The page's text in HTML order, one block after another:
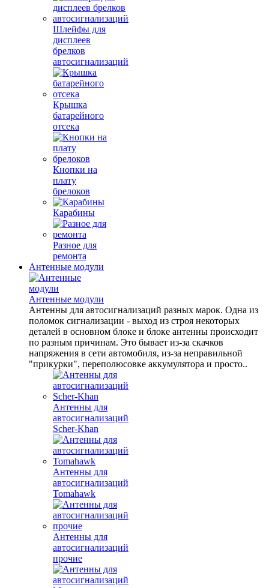
Шлейфы для
дисплеев
брелков
автосигнализаций
Крышка
батарейного
отсека
Кнопки на
плату
брелоков
Карабины
Разное для
ремонта
Антенные модули
Антенные модули
Антенны для автосигнализаций разных марок. Одна из
поломок сигнализации - выход из строя некоторых
деталей в основном блоке и блоке антенны происходит
по разным причинам. Это бывает из-за скачков
напряжения в сети автомобиля, из-за неправильной
"прикурки", переполюсовке аккумулятора и просто..
Антенны для
автосигнализаций
Scher-Khan
Антенны для
автосигнализаций
Tomahawk
Антенны для
автосигнализаций
прочие